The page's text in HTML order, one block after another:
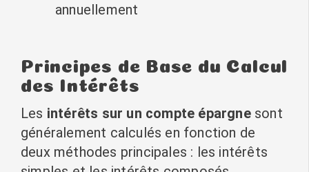
annuellement
Principes de Base du Calcul
des Intérêts
Les intérêts sur un compte épargnesont
généralement calculés en fonction de
deux méthodes principales : les intérêts